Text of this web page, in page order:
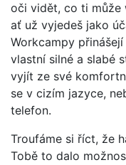
oči vidět, co ti může
ať už vyjedeš jako
Workcampy
vlastní silné a slabé
vyjít ze své
se v cizím jazyce,
telefon.
Troufáme si říct, že
Tobě to dalo